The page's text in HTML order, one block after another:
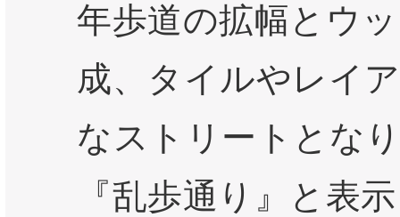
年歩道の拡幅とウ
成、タイルやレイ
なストリートとな
『乱歩通り』と表